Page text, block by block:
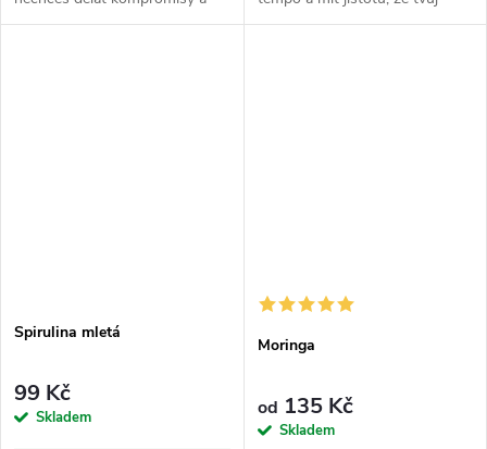
potřebuješ jasnej signál, že se
motor běží bez zadrhávání od
Spirulina mletá
99 Kč
Skladem
Moringa
od 135 Kč
Skladem